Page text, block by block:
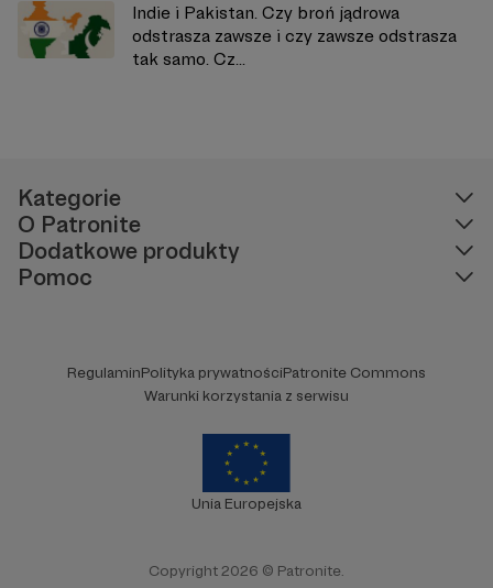
Indie i Pakistan. Czy broń jądrowa
odstrasza zawsze i czy zawsze odstrasza
tak samo. Cz...
Kategorie
O Patronite
Dodatkowe produkty
Pomoc
RegulaminPolityka prywatnościPatronite Commons
Warunki korzystania z serwisu
Unia Europejska
Copyright 2026 © Patronite.